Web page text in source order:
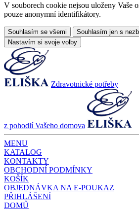
V souborech cookie nejsou uloženy Vaše
pouze anonymní identifikátory.
Souhlasím se všemi
Souhlasím jen s
Nastavím si svoje volby
Zdravotnické potřeby
z pohodlí Vašeho domova
MENU
KATALOG
KONTAKTY
OBCHODNÍ PODMÍNKY
KOŠÍK
OBJEDNÁVKA NA E-POUKAZ
PŘIHLÁŠENÍ
DOMŮ